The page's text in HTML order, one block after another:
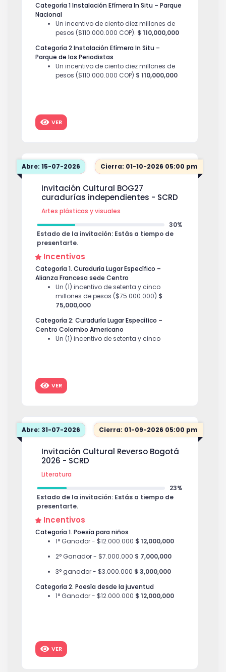
Categoría 1 Instalación Efímera In Situ – Parque
Nacional
Un incentivo de ciento diez millones de
pesos ($110.000.000 COP). $ 110,000,000
Categoría 2 Instalación Efímera In Situ –
Parque de los Periodistas
Un incentivo de ciento diez millones de
pesos ($110.000.000 COP) $ 110,000,000
pesos ($110.000.000 COP)
VER
Abre: 15-07-2026 Cierra: 01-10-2026 05:00 pm
Invitación Cultural BOG27
curadurías independientes - SCRD
Artes plásticas y visuales
30%
Estado de la invitación: Estás a tiempo de
presentarte.
Incentivos
Categoría 1. Curaduría Lugar Específico –
Alianza Francesa sede Centro
Un (1) incentivo de setenta y cinco
millones de pesos ($75.000.000) $
75,000,000
Categoría 2: Curaduría Lugar Específico –
Centro Colombo Americano
Un (1) incentivo de setenta y cinco
Independientes
Dos (2) incentivos de cien millones de
VER
Abre: 31-07-2026 Cierra: 01-09-2026 05:00 pm
Invitación Cultural Reverso Bogotá
2026 - SCRD
Literatura
23%
Estado de la invitación: Estás a tiempo de
presentarte.
Incentivos
Categoría 1. Poesía para niños
1° Ganador - $12.000.000 $ 12,000,000
2° Ganador - $7.000.000 $ 7,000,000
3° ganador - $3.000.000 $ 3,000,000
Categoría 2. Poesía desde la juventud
1° Ganador - $12.000.000 $ 12,000,000
Categoría 3. Poesía desde la experiencia
1° Ganador - $18.000.000
VER